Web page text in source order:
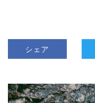
シェア